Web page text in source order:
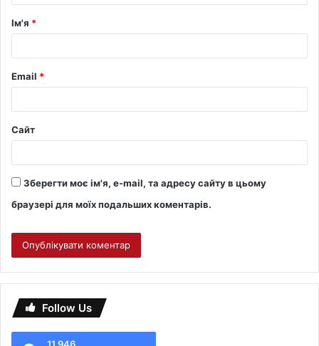
Ім'я *
Email *
Сайт
Зберегти моє ім'я, e-mail, та адресу сайту в цьому
браузері для моїх подальших коментарів.
Follow Us